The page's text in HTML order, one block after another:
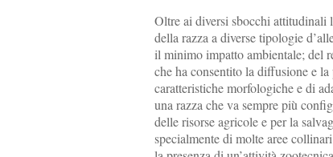
Oltre ai diversi sbocchi attitudinali
della razza a diverse tipologie
il minimo impatto ambientale; del
che ha consentito la diffusione e
caratteristiche morfologiche e di
una razza che va sempre più
delle risorse agricole e per la
specialmente di molte aree